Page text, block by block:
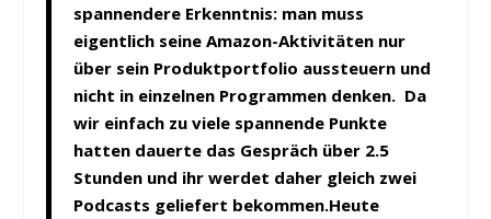
spannendere Erkenntnis: man muss
eigentlich seine Amazon-Aktivitäten nur
über sein Produktportfolio aussteuern und
nicht in einzelnen Programmen denken. Da
wir einfach zu viele spannende Punkte
hatten dauerte das Gespräch über 2.5
Stunden und ihr werdet daher gleich zwei
Podcasts geliefert bekommen.Heute